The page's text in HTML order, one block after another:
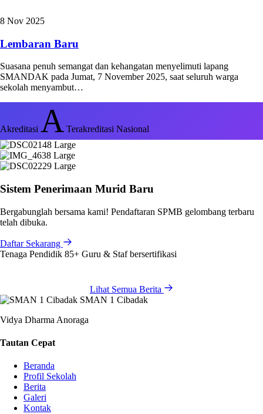
8 Nov 2025
Lembaran Baru
Suasana penuh semangat dan kehangatan menyelimuti lapang
SMANDAK pada Jumat, 7 November 2025, saat seluruh warga
sekolah menyambut…
Akreditasi A Terakreditasi Nasional
Sistem Penerimaan Murid Baru
Bergabunglah bersama kami! Pendaftaran SPMB gelombang terbaru
telah dibuka.
Daftar Sekarang
Tenaga Pendidik 85+ Guru & Staf bersertifikasi
Lihat Semua Berita
SMAN 1 Cibadak
Vidya Dharma Anoraga
Tautan Cepat
Beranda
Profil Sekolah
Berita
Galeri
Kontak